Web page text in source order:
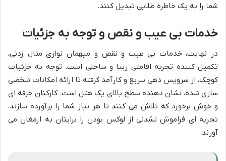
شما را به یک خاطره طلایی تبدیل کنند.
خدمات بی عیب و نقص و توجه به جزئیات
در نهایت، خدمات بی عیب و نقص و میهمان نوازی مثال زدنی،
تکمیل کننده تجربه اقامتی زیبا و ساحلی است. توجه به جزئیات
کوچک، از سرویس دهی سریع و کارآمد گرفته تا ارائه امکانات شخصی
سازی شده، نشان دهنده سطح بالای یک هتل است. کارکنان حرفه ای
و خوش برخورد که تلاش می کنند تا هر نیاز شما را برآورده سازند،
تجربه ای فراموش نشدنی از لوکس بودن را برایتان به ارمغان می
آورند.